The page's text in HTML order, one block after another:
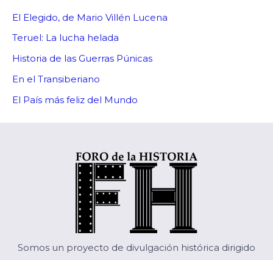
El Elegido, de Mario Villén Lucena
Teruel: La lucha helada
Historia de las Guerras Púnicas
En el Transiberiano
El País más feliz del Mundo
Somos un proyecto de divulgación histórica dirigido